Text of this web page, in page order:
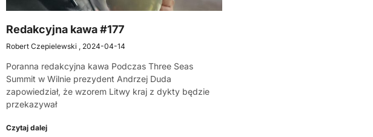
Redakcyjna kawa #177
Robert Czepielewski 2024-04-14
Poranna redakcyjna kawa Podczas Three Seas
Summit w Wilnie prezydent Andrzej Duda
zapowiedział, że wzorem Litwy kraj z dykty będzie
przekazywał
Czytaj dalej